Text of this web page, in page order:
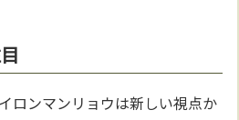
ロンマンリョウは新しい視点か